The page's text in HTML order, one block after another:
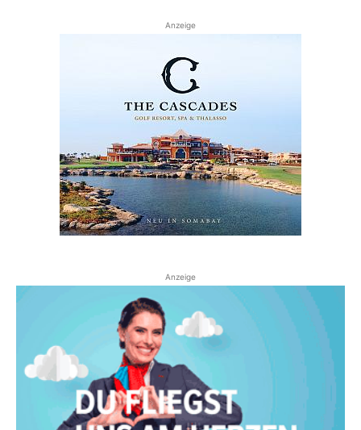
Anzeige
Anzeige